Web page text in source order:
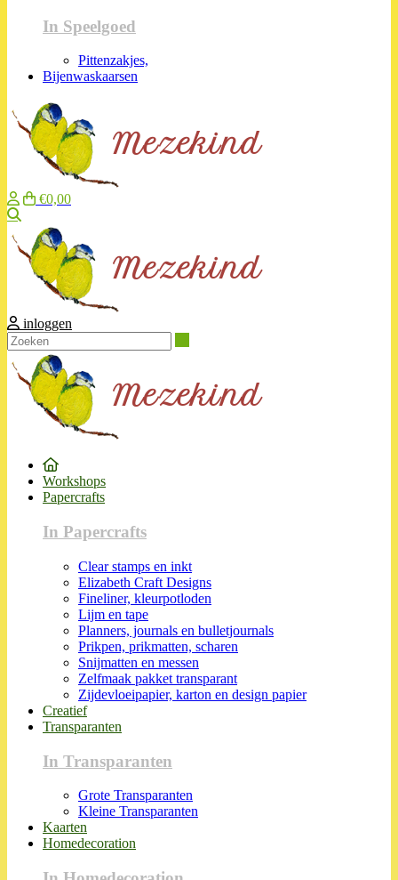
In Speelgoed
Pittenzakjes,
Bijenwaskaarsen
€0,00
inloggen
Workshops
Papercrafts
In Papercrafts
Clear stamps en inkt
Elizabeth Craft Designs
Fineliner, kleurpotloden
Lijm en tape
Planners, journals en bulletjournals
Prikpen, prikmatten, scharen
Snijmatten en messen
Zelfmaak pakket transparant
Zijdevloeipapier, karton en design papier
Creatief
Transparanten
In Transparanten
Grote Transparanten
Kleine Transparanten
Kaarten
Homedecoration